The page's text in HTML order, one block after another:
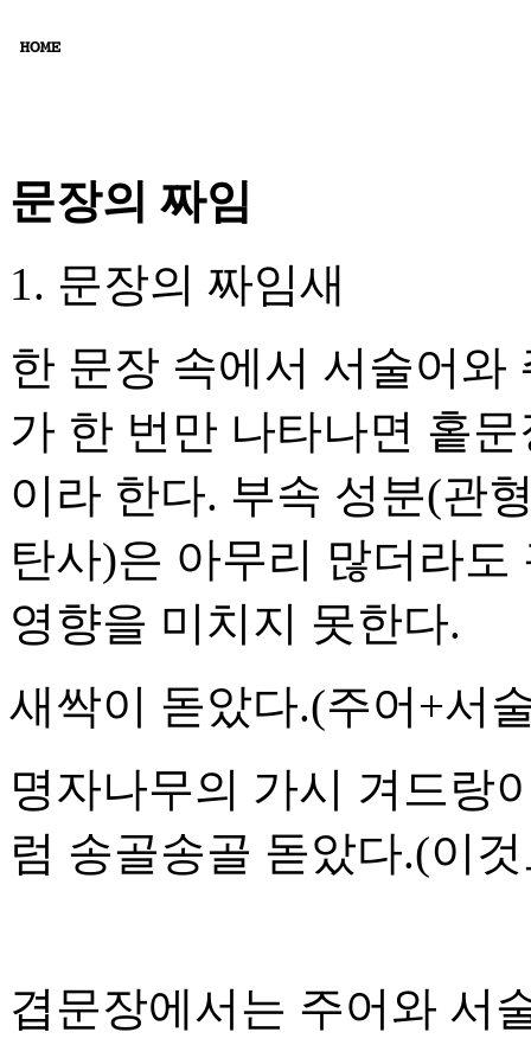
문장의 짜임
1. 문장의 짜임새
한 문장 속에서 서술어와
가 한 번만 나타나면 홑
이라 한다. 부속 성분(관
탄사)은 아무리 많더라
영향을 미치지 못한다.
새싹이 돋았다.(주어+서
명자나무의 가시 겨드랑
럼 송골송골 돋았다.(이
겹문장에서는 주어와 서